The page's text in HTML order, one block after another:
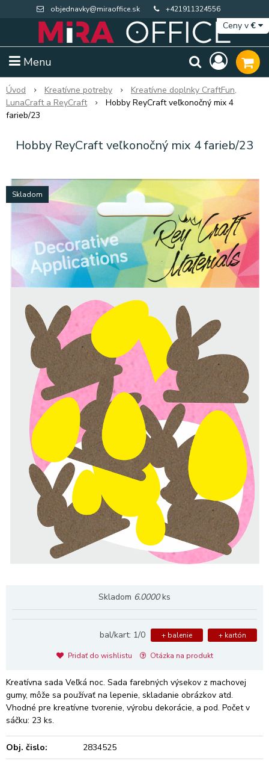
objednavky@miraoffice.sk +421911324556
Menu
Ceny v€
Extra výpredaj zásob Výpredaj BTS
Úvod Kreatívne potreby
Kreatívne doplnky CraftFun,
LunaCraft a ReyCraft
Hobby ReyCraft veľkonočný mix 4
farieb/23
Hobby ReyCraft veľkonočný mix 4 farieb/23
Skladom
Skladom 6.0000ks
bal/kart: 1/0 + balenie + kartón
Pridať do wishlistu Otázka na produkt
Kreatívna sada Veľká noc. Sada farebných výsekov z machovej
gumy, môže sa používať na lepenie, skladanie obrázkov atd.
Vhodné pre kreatívne tvorenie, výrobu dekorácie, a pod. Počet v
sáčku: 23 ks.
Obj. čislo:
2834525